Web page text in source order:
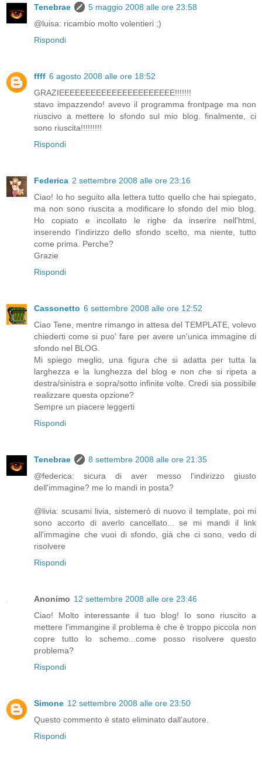
Tenebrae
5 maggio 2008 alle ore 23:58
@luisa: ricambio molto volentieri ;)
Rispondi
ffff 6 agosto 2008 alle ore 18:52
GRAZIEEEEEEEEEEEEEEEEEEEEEE!!!!!!!
stavo impazzendo! avevo il programma frontpage ma non
riuscivo a mettere lo sfondo sul mio blog. finalmente, ci
sono riuscita!!!!!!!!!
Rispondi
Federica 2 settembre 2008 alle ore 23:16
Ciao! Io ho seguito alla lettera tutto quello che hai spiegato,
ma non sono riuscita a modificare lo sfondo del mio blog.
Ho copiato e incollato le righe da inserire nell'html,
inserendo l'indirizzo dello sfondo scelto, ma niente, tutto
come prima. Perche?
Grazie
Rispondi
Cassonetto 6 settembre 2008 alle ore 12:52
Ciao Tene, mentre rimango in attesa del TEMPLATE, volevo
chiederti come si puo' fare per avere un'unica immagine di
sfondo nel BLOG.
Mi spiego meglio, una figura che si adatta per tutta la
larghezza e la lunghezza del blog e non che si ripeta a
destra/sinistra e sopra/sotto infinite volte. Credi sia possibile
realizzare questa opzione?
Sempre un piacere leggerti
Rispondi
Tenebrae
8 settembre 2008 alle ore 21:35
@federica: sicura di aver messo l'indirizzo giusto
dell'immagine? me lo mandi in posta?
@livia: scusami livia, sistemerò di nuovo il template, poi mi
sono accorto di averlo cancellato... se mi mandi il link
all'immagine che vuoi di sfondo, già che ci sono, vedo di
risolvere
Rispondi
Anonimo 12 settembre 2008 alle ore 23:46
Ciao! Molto interessante il tuo blog! Io sono riuscito a
mettere l'immangine il problema è che è troppo piccola non
copre tutto lo schemo...come posso risolvere questo
problema?
Rispondi
Simone 12 settembre 2008 alle ore 23:50
Questo commento è stato eliminato dall'autore.
Rispondi